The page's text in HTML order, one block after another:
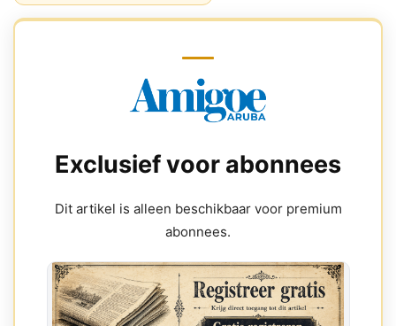
Exclusief voor abonnees
Dit artikel is alleen beschikbaar voor premium
abonnees.